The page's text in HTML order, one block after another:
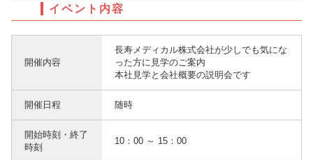
イベント内容
開催内容
長寿メディカル株式会社が少しでも気にな
った方に見学のご案内
本社見学と会社概要の説明会です
開催日程 随時
開始時刻・終了
時刻
10：00 ～ 15：00